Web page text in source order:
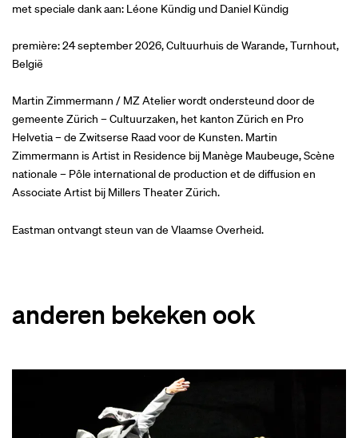
met speciale dank aan: Léone Kündig und Daniel Kündig
première: 24 september 2026, Cultuurhuis de Warande, Turnhout,
België
Martin Zimmermann / MZ Atelier wordt ondersteund door de
gemeente Zürich – Cultuurzaken, het kanton Zürich en Pro
Helvetia – de Zwitserse Raad voor de Kunsten. Martin
Zimmermann is Artist in Residence bij Manège Maubeuge, Scène
nationale – Pôle international de production et de diffusion en
Associate Artist bij Millers Theater Zürich.
Eastman ontvangt steun van de Vlaamse Overheid.
anderen bekeken ook